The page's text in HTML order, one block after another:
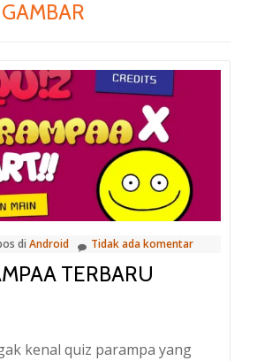
di Android Tidak ada komentar
TERBARU
kenal quiz parampa yang